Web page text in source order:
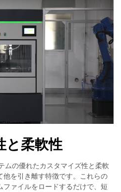
と柔軟性
ムの優れたカスタマイズ性と柔軟
を引き離す特徴です。これらの
ァイルをロードするだけで、短